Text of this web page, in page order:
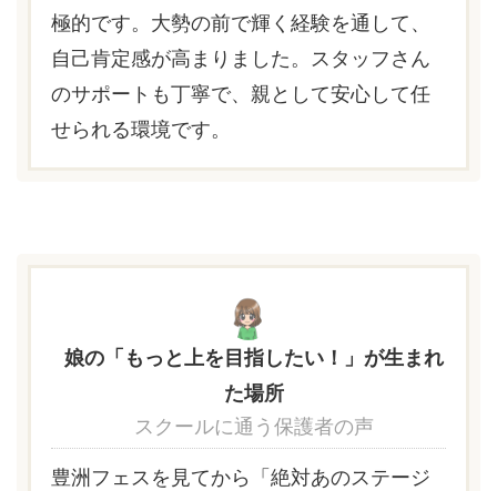
極的です。大勢の前で輝く経験を通して、
自己肯定感が高まりました。スタッフさん
のサポートも丁寧で、親として安心して任
せられる環境です。
娘の「もっと上を目指したい！」が生まれ
た場所
スクールに通う保護者の声
豊洲フェスを見てから「絶対あのステージ